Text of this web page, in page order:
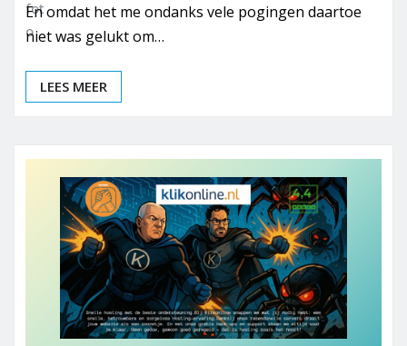
En omdat het me ondanks vele pogingen daartoe
niet was gelukt om…
LEES MEER